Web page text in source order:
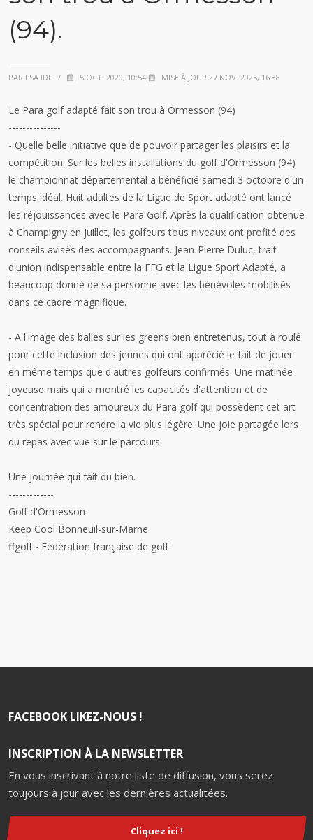
(94).
PAR LSA IDF / 5 OCT. 2020, 10:54 MISE À JOUR 27 NOV. 2025, 16:38
Le Para golf adapté fait son trou à Ormesson (94)
---------------
- Quelle belle initiative que de pouvoir partager les plaisirs et la
compétition. Sur les belles installations du golf d'Ormesson (94)
le championnat départemental a bénéficié samedi 3 octobre d'un
temps idéal. Huit adultes de la Ligue de Sport adapté ont lancé
les réjouissances avec le Para Golf. Après la qualification obtenue
à Champigny en juillet, les golfeurs tous niveaux ont profité des
conseils avisés des accompagnants. Jean-Pierre Duluc, trait
d'union indispensable entre la FFG et la Ligue Sport Adapté, a
beaucoup donné de sa personne avec les bénévoles mobilisés
dans ce cadre magnifique.
- A l'image des balles sur les greens bien entretenus, tout à roulé
pour cette inclusion des jeunes qui ont apprécié le fait de jouer
en même temps que d'autres golfeurs confirmés. Une matinée
joyeuse mais qui a montré les capacités d'attention et de
concentration des amoureux du Para golf qui possèdent cet art
très spécial pour rendre la vie plus légère. Une joie partagée lors
du repas avec vue sur le parcours.
Une journée qui fait du bien.
-------------
Golf d'Ormesson
Keep Cool Bonneuil-sur-Marne
ffgolf - Fédération française de golf
FACEBOOK LIKEZ-NOUS !
INSCRIPTION À LA NEWSLETTER
En vous inscrivant à notre liste de diffusion, vous serez
toujours à jour avec les dernières actualitées.
Cliquez ici !